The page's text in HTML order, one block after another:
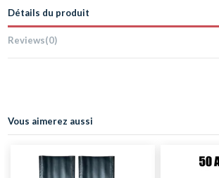
Détails du produit
Reviews(0)
Vous aimerez aussi